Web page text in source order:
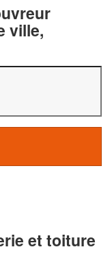
ville,
et toiture